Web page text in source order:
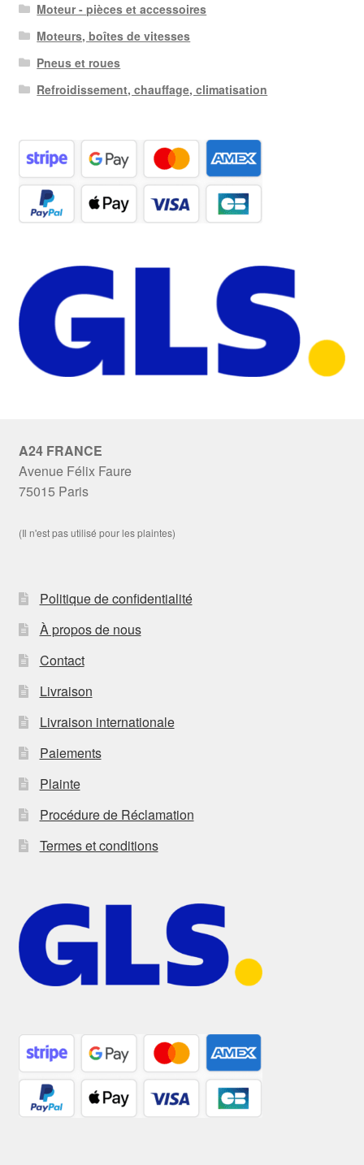
Moteur - pièces et accessoires
Moteurs, boîtes de vitesses
Pneus et roues
Refroidissement, chauffage, climatisation
A24 FRANCE
Avenue Félix Faure
75015 Paris
(Il n'est pas utilisé pour les plaintes)
Politique de confidentialité
À propos de nous
Contact
Livraison
Livraison internationale
Paiements
Plainte
Procédure de Réclamation
Termes et conditions